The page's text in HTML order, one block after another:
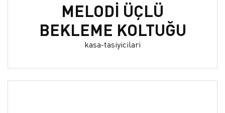
MELODİ ÜÇLÜ
BEKLEME KOLTUĞU
kasa-tasiyicilari